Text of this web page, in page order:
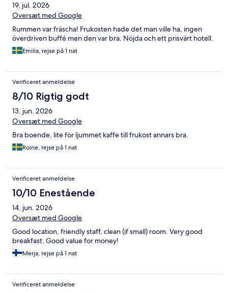
19. jul. 2026
Oversæt med Google
Rummen var fräscha! Frukosten hade det man ville ha, ingen
överdriven buffé men den var bra. Nöjda och ett prisvärt hotell.
Emilia, rejse på 1 nat
Verificeret anmeldelse
8/10 Rigtig godt
13. jun. 2026
Oversæt med Google
Bra boende, lite för ljummet kaffe till frukost annars bra.
Roine, rejse på 1 nat
Verificeret anmeldelse
10/10 Enestående
14. jun. 2026
Oversæt med Google
Good location, friendly staff, clean (if small) room. Very good
breakfast. Good value for money!
Merja, rejse på 1 nat
Verificeret anmeldelse